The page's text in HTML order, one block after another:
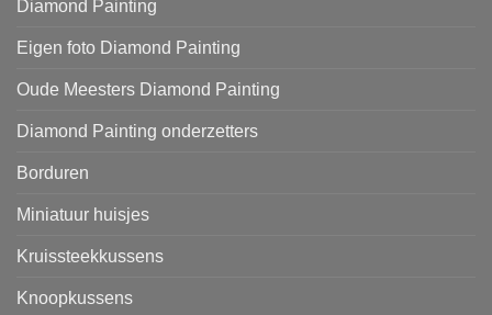
Diamond Painting
Eigen foto Diamond Painting
Oude Meesters Diamond Painting
Diamond Painting onderzetters
Borduren
Miniatuur huisjes
Kruissteekkussens
Knoopkussens